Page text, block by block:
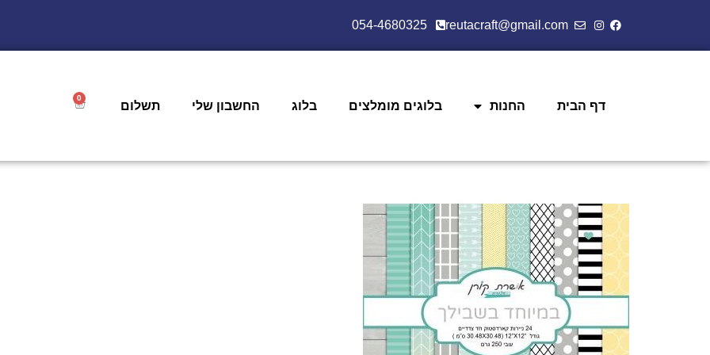
reutacraft@gmail.com
054-4680325
דף הבית החנות בלוגים מומלצים בלוג החשבון שלי תשלום
0